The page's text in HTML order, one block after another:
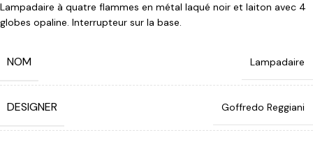
Lampadaire à quatre flammes en métal laqué noir et laiton avec 4
globes opaline. Interrupteur sur la base.
NOM Lampadaire
DESIGNER Goffredo Reggiani